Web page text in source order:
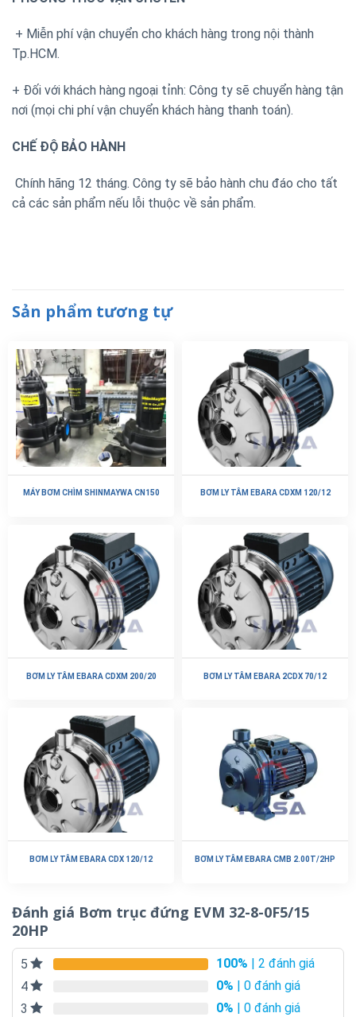
+ Miễn phí vận chuyển cho khách hàng trong nội thành
Tp.HCM.
+ Đối với khách hàng ngoại tỉnh: Công ty sẽ chuyển hàng tận
nơi (mọi chi phí vận chuyển khách hàng thanh toán).
CHẾ ĐỘ BẢO HÀNH
Chính hãng 12 tháng. Công ty sẽ bảo hành chu đáo cho tất
cả các sản phẩm nếu lỗi thuộc về sản phẩm.
Sản phẩm tương tự
MÁY BƠM CHÌM SHINMAYWA CN150 BƠM LY TÂM EBARA CDXM 120/12
BƠM LY TÂM EBARA CDXM 200/20 BƠM LY TÂM EBARA 2CDX 70/12
BƠM LY TÂM EBARA CDX 120/12 BƠM LY TÂM EBARA CMB 2.00T/2HP
Đánh giá Bơm trục đứng EVM 32-8-0F5/15
20HP
5 100% | 2 đánh giá
4
0% | 0 đánh giá
3
0% | 0 đánh giá